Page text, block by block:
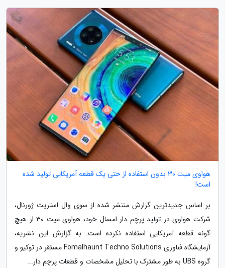
هواوی میت 30 بدون استفاده از حتی یک قطعه آمریکایی تولید شده
است!
بر اساس جدیدترین گزارش منتشر شده از سوی وال استریت ژورنال،
شرکت هواوی در تولید پرچم دار امسال خود، هواوی میت 30 از هیچ
گونه قطعه آمریکایی استفاده نکرده است. به گزارش این نشریه،
آزمایشگاه فناوری Fomalhaunt Techno Solutions مستقر در توکیو و
گروه UBS به طور مشترک با تحلیل مشخصات و قطعات پرچم دار...